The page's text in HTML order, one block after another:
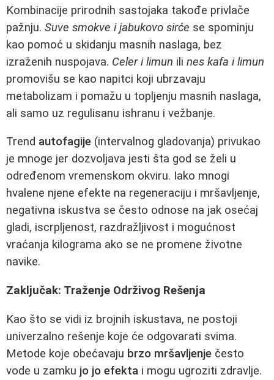
Kombinacije prirodnih sastojaka takođe privlače
pažnju. Suve smokve i jabukovo sirće se spominju
kao pomoć u skidanju masnih naslaga, bez
izraženih nuspojava. Celer i limun ili nes kafa i limun
promovišu se kao napitci koji ubrzavaju
metabolizam i pomažu u topljenju masnih naslaga,
ali samo uz regulisanu ishranu i vežbanje.
Trend autofagije (intervalnog gladovanja) privukao
je mnoge jer dozvoljava jesti šta god se želi u
određenom vremenskom okviru. Iako mnogi
hvalene njene efekte na regeneraciju i mršavljenje,
negativna iskustva se često odnose na jak osećaj
gladi, iscrpljenost, razdražljivost i mogućnost
vraćanja kilograma ako se ne promene životne
navike.
Zaključak: Traženje Održivog Rešenja
Kao što se vidi iz brojnih iskustava, ne postoji
univerzalno rešenje koje će odgovarati svima.
Metode koje obećavaju brzo mršavljenje često
vode u zamku jo jo efekta i mogu ugroziti zdravlje.